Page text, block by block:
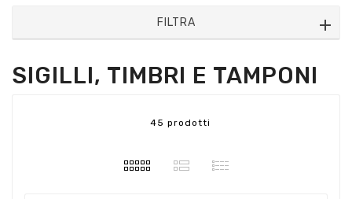
FILTRA
SIGILLI, TIMBRI E TAMPONI
45 prodotti